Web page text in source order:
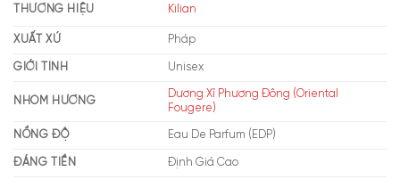
THƯƠNG HIỆU Kilian
XUẤT XỨ Pháp
GIỚI TÍNH Unisex
NHÓM HƯƠNG
Dương Xỉ Phương Đông (Oriental
Fougere)
NỒNG ĐỘ Eau De Parfum (EDP)
ĐÁNG TIỀN Định Giá Cao